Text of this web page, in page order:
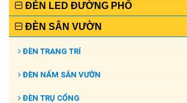
ĐÈN LED ĐƯỜNG PHỐ
ĐÈN SÂN VƯỜN
ĐÈN TRANG TRÍ
ĐÈN NẤM SÂN VƯỜN
ĐÈN TRỤ CỔNG